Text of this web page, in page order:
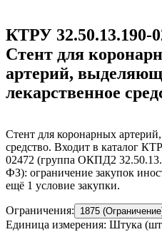
КТРУ 32.50.13.190-
Стент для
артерий,
лекарственное
Стент для коронарных
средство. Входит в каталог
02472 (группа ОКПД2
ФЗ): ограничение закупок
ещё 1 условие закупки.
Ограничения: 1875
Единица измерения: Штука